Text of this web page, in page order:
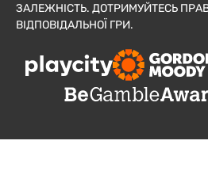
ЗАЛЕЖНІСТЬ. ДОТРИМУЙТЕСЬ
ВІДПОВІДАЛЬНОЇ ГРИ.